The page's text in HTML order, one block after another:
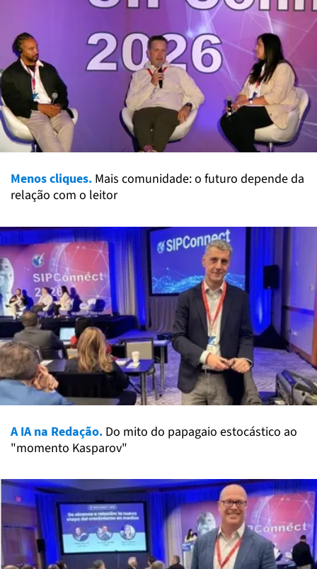
Menos cliques. Mais comunidade: o futuro depende da
relação com o leitor
A IA na Redação. Do mito do papagaio estocástico ao
"momento Kasparov"